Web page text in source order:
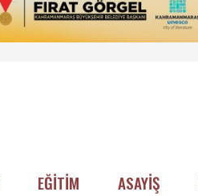
EĞİTİM ASAYİŞ